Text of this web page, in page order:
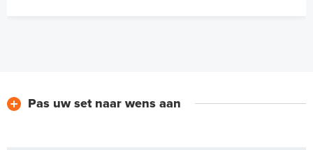
Pas uw set naar wens aan